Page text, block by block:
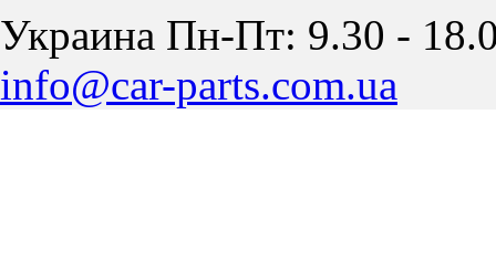
Украина Пн-Пт: 9.30 -
info@car-parts.com.ua